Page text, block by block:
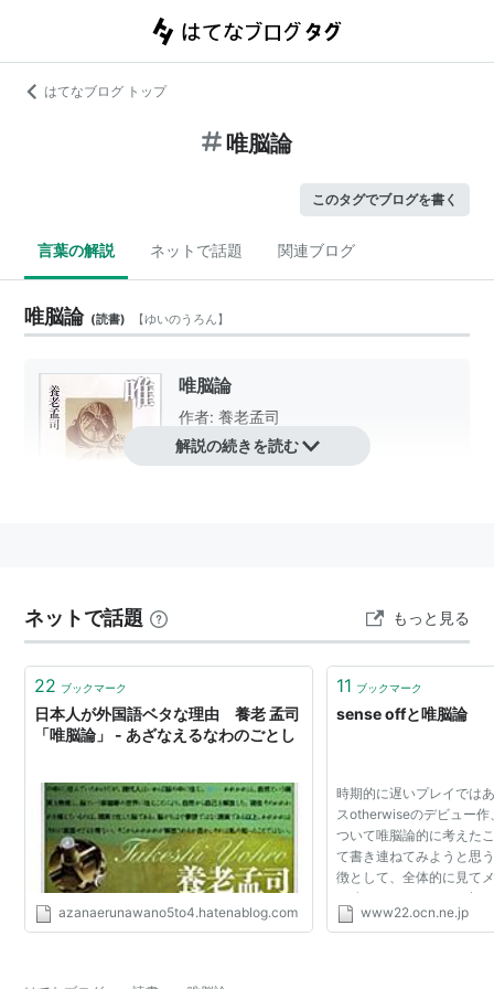
はてなブログ トップ
唯脳論
このタグでブログを書く
言葉の解説 ネットで話題 関連ブログ
唯脳論 (読書) 【ゆいのうろん】
唯脳論
作者: 養老孟司
出版社/メーカー:青土社
発売日:1989/09/25
唯脳論 (ちくま学芸文庫)
作者:養老孟司
出版社/メーカー:筑摩書房
メディア:文庫
購入: 5人クリック
この商品を含むブログ (81件) を見る
解説の続きを読む
ネットで話題 もっと見る
22 ブックマーク
日本人が外国語ベタな理由 養老 孟司
「唯脳論」 - あざなえるなわのごとし
azanaerunawano5to4.hatenablog.com
11 ブックマーク
sense offと唯脳論
時期的に遅いプレイでは
スotherwiseのデビュー
ついて唯脳論的に考えた
て書き連ねてみようと思
徴として、全体的に見て
に強く、しかもそれが極
ものを極端に排してまと
www22.ocn.ne.jp